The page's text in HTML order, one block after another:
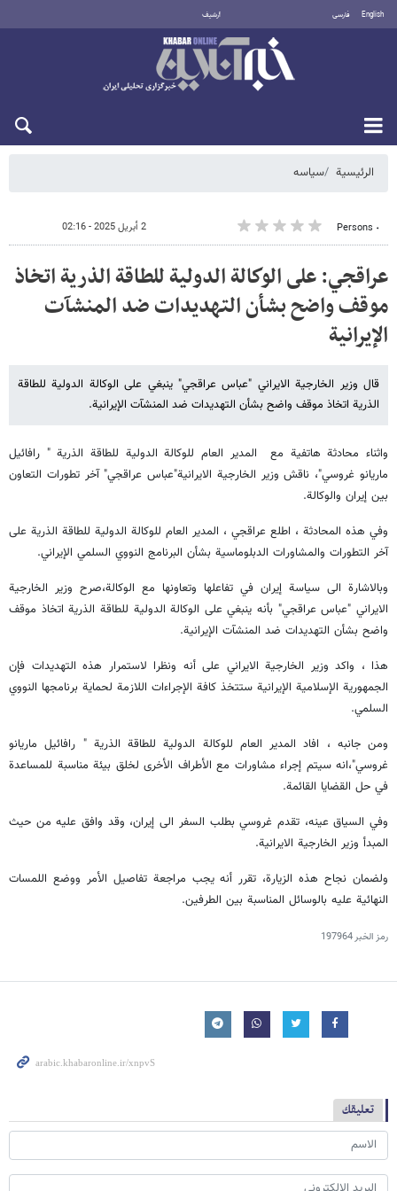
English فارسی أرشيف
الرئيسية سیاسه
٠ Persons 2 أبريل 2025 - 02:16
عراقجي: على الوكالة الدولية للطاقة الذرية اتخاذ
موقف واضح بشأن التهديدات ضد المنشآت
الإيرانية
قال وزير الخارجية الايراني "عباس عراقجي" ينبغي على الوكالة الدولية للطاقة
الذرية اتخاذ موقف واضح بشأن التهديدات ضد المنشآت الإيرانية.
واثناء محادثة هاتفية مع المدير العام للوكالة الدولية للطاقة الذرية " رافائيل
ماريانو غروسي"، ناقش وزير الخارجية الايرانية"عباس عراقجي" آخر تطورات التعاون
بين إيران والوكالة.
وفي هذه المحادثة ، اطلع عراقجي ، المدير العام للوكالة الدولية للطاقة الذرية على
آخر التطورات والمشاورات الدبلوماسية بشأن البرنامج النووي السلمي الإيراني.
وبالاشارة الى سياسة إيران في تفاعلها وتعاونها مع الوكالة،صرح وزير الخارجية
الايراني "عباس عراقجي" بأنه ينبغي على الوكالة الدولية للطاقة الذرية اتخاذ موقف
واضح بشأن التهديدات ضد المنشآت الإيرانية.
هذا ، واكد وزير الخارجية الايراني على أنه ونظرا لاستمرار هذه التهديدات فإن
الجمهورية الإسلامية الإيرانية ستتخذ كافة الإجراءات اللازمة لحماية برنامجها النووي
السلمي.
ومن جانبه ، افاد المدير العام للوكالة الدولية للطاقة الذرية " رافائيل ماريانو
غروسي"،انه سيتم إجراء مشاورات مع الأطراف الأخرى لخلق بيئة مناسبة للمساعدة
في حل القضايا القائمة.
وفي السياق عينه، تقدم غروسي بطلب السفر الى إيران، وقد وافق عليه من حيث
المبدأ وزير الخارجية الايرانية.
ولضمان نجاح هذه الزيارة، تقرر أنه يجب مراجعة تفاصيل الأمر ووضع اللمسات
النهائية عليه بالوسائل المناسبة بين الطرفين.
رمز الخبر197964
تعليقك